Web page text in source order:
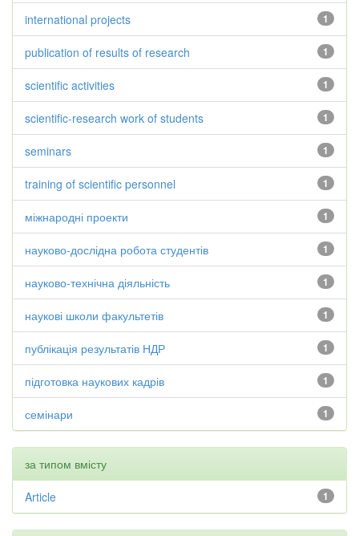
1
international projects
1
publication of results of research
1
scientific activities
1
scientific-research work of students
1
seminars
1
training of scientific personnel
1
міжнародні проекти
1
науково-дослідна робота студентів
1
науково-технічна діяльність
1
наукові школи факультетів
1
публікація результатів НДР
1
підготовка наукових кадрів
1
семінари
за типом вмісту
1
Article